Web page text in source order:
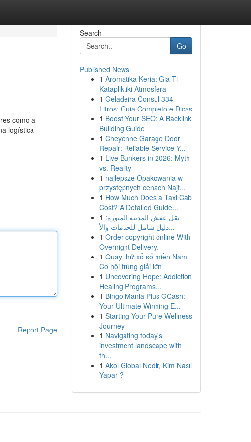
como a
logística
Report Page
Search
Go
Published News
1 Aromatika Keria: Gia Ti
Katapliktiki Atmosfera
1 Geladeira Consul 334
Litros: Guia Completo e Dicas
1 Boost Your SEO: A Backlink
Building Guide
1 Cheyenne Garage Door
Repair: Reliable Service Y...
1 Live Bunkers in 2026: Myth
vs. Reality
1 najlepsze Opakowania w
przystępnych cenach Najt...
1 How Much Does a Taxi Cab
Cost? A Detailed Guide...
1 نقل عفش المدينة المنورة:
دليل شامل للخدمات والأ...
1 Order copyright online With
Overnight Delivery.
1 Quay thử xổ số miền Nam:
Cơ hội trúng giải lớn
1 Uncovering Hope: Addiction
Healing Programs...
1 Bingo Mania Plus GCash:
Your Ultimate Winning E...
1 Starting Your Pure Wellness
Journey
1 Navigating today's
investment landscape with
th...
1 Akol Global Nedir, Kim Nasıl
Yapar ?